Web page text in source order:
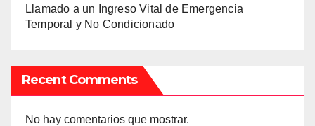
Llamado a un Ingreso Vital de Emergencia
Temporal y No Condicionado
Recent Comments
No hay comentarios que mostrar.